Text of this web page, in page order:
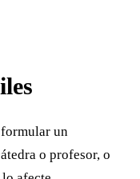
un
o profesor, o